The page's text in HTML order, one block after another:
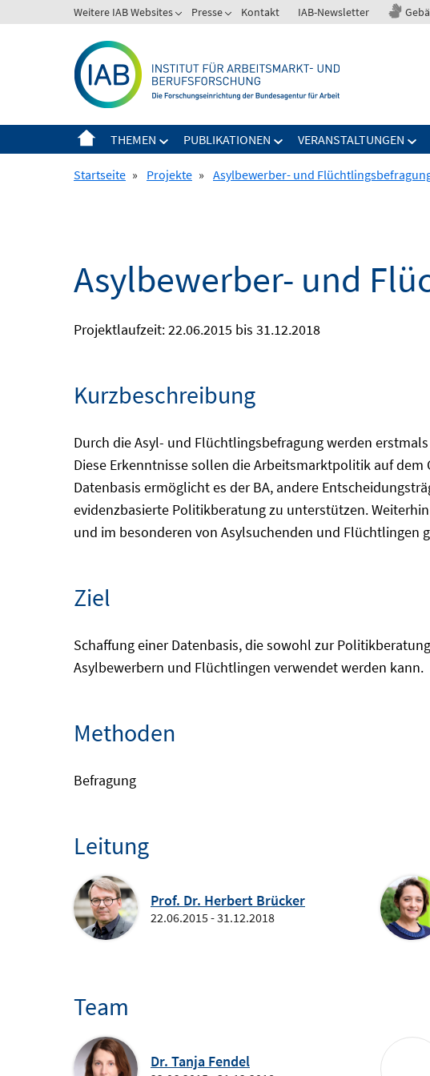
zum
Weitere IAB Websites Presse Kontakt IAB-Newsletter
THEMEN PUBLIKATIONEN VERANSTALTUNGEN
Startseite » Projekte » Asylbewerber- und
Asylbewerber- und
Projektlaufzeit: 22.06.2015 bis 31.12.2018
Kurzbeschreibung
Durch die Asyl- und Flüchtlingsbefragung werden
Diese Erkenntnisse sollen die Arbeitsmarktpolitik auf
Datenbasis ermöglicht es der BA, andere
evidenzbasierte Politikberatung zu unterstützen.
und im besonderen von Asylsuchenden und Flüchtlingen
Ziel
Schaffung einer Datenbasis, die sowohl zur
Asylbewerbern und Flüchtlingen verwendet werden kann.
Methoden
Befragung
Leitung
Prof. Dr. Herbert Brücker
22.06.2015 - 31.12.2018
Team
Dr. Tanja Fendel